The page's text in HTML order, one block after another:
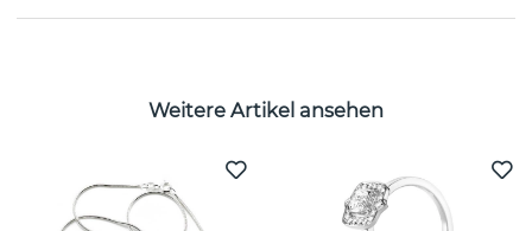
Weitere Artikel ansehen